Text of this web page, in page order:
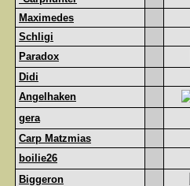
Maximedes
Schligi
Paradox
Didi
Angelhaken
gera
Carp Matzmias
boilie26
Biggeron